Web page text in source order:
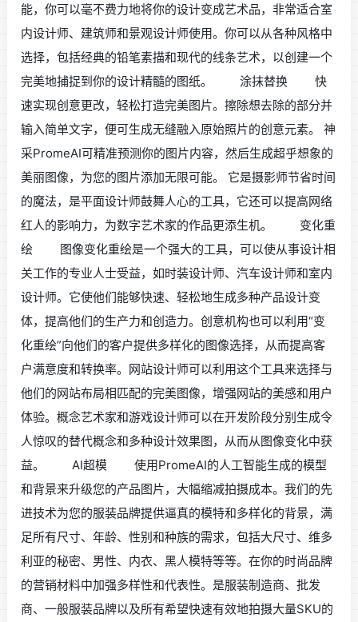
能，你可以毫不费力地将你的设计变成艺术品，非常适合室
内设计师、建筑师和景观设计师使用。你可以从各种风格中
选择，包括经典的铅笔素描和现代的线条艺术，以创建一个
完美地捕捉到你的设计精髓的图纸。 涂抹替换 快
速实现创意更改，轻松打造完美图片。擦除想去除的部分并
输入简单文字，便可生成无缝融入原始照片的创意元素。 神
采PromeAI可精准预测你的图片内容，然后生成超乎想象的
美丽图像，为您的图片添加无限可能。 它是摄影师节省时间
的魔法，是平面设计师鼓舞人心的工具，它还可以提高网络
红人的影响力，为数字艺术家的作品更添生机。 变化重
绘 图像变化重绘是一个强大的工具，可以使从事设计相
关工作的专业人士受益，如时装设计师、汽车设计师和室内
设计师。它使他们能够快速、轻松地生成多种产品设计变
体，提高他们的生产力和创造力。创意机构也可以利用“变
化重绘”向他们的客户提供多样化的图像选择，从而提高客
户满意度和转换率。网站设计师可以利用这个工具来选择与
他们的网站布局相匹配的完美图像，增强网站的美感和用户
体验。概念艺术家和游戏设计师可以在开发阶段分别生成令
人惊叹的替代概念和多种设计效果图，从而从图像变化中获
益。 AI超模 使用PromeAI的人工智能生成的模型
和背景来升级您的产品图片，大幅缩减拍摄成本。我们的先
进技术为您的服装品牌提供逼真的模特和多样化的背景，满
足所有尺寸、年龄、性别和种族的需求，包括大尺寸、维多
利亚的秘密、男性、内衣、黑人模特等等。在你的时尚品牌
的营销材料中加强多样性和代表性。是服装制造商、批发
商、一般服装品牌以及所有希望快速有效地拍摄大量SKU的